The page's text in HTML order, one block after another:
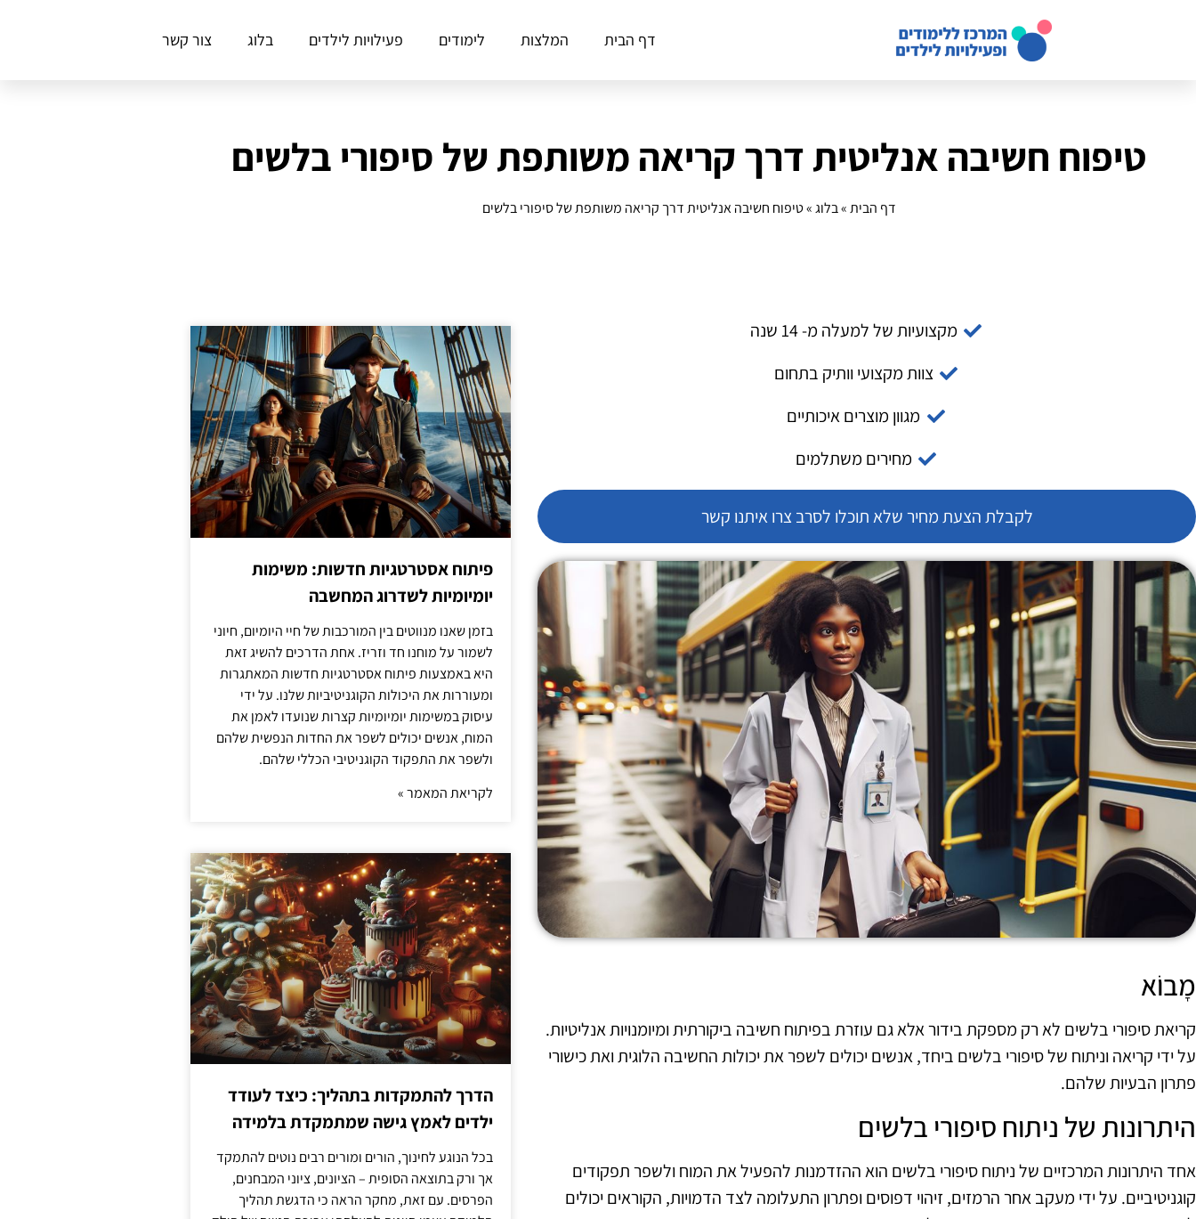
דף הבית המלצות לימודים פעילויות לילדים בלוג צור קשר
טיפוח חשיבה אנליטית דרך קריאה משותפת של סיפורי בלשים
דף הבית»בלוג»טיפוח חשיבה אנליטית דרך קריאה משותפת של סיפורי בלשים
מקצועיות של למעלה מ- 14 שנה
צוות מקצועי וותיק בתחום
מגוון מוצרים איכותיים
מחירים משתלמים
לקבלת הצעת מחיר שלא תוכלו לסרב צרו איתנו קשר
מָבוֹא
קריאת סיפורי בלשים לא רק מספקת בידור אלא גם עוזרת בפיתוח חשיבה ביקורתית ומיומנויות אנליטיות.
על ידי קריאה וניתוח של סיפורי בלשים ביחד, אנשים יכולים לשפר את יכולות החשיבה הלוגית ואת כישורי
פתרון הבעיות שלהם.
היתרונות של ניתוח סיפורי בלשים
אחד היתרונות המרכזיים של ניתוח סיפורי בלשים הוא ההזדמנות להפעיל את המוח ולשפר תפקודים
קוגניטיביים. על ידי מעקב אחר הרמזים, זיהוי דפוסים ופתרון התעלומה לצד הדמויות, הקוראים יכולים
פיתוח אסטרטגיות חדשות: משימות
יומיומיות לשדרוג המחשבה
בזמן שאנו מנווטים בין המורכבות של חיי היומיום, חיוני
לשמור על מוחנו חד וזריז. אחת הדרכים להשיג זאת
היא באמצעות פיתוח אסטרטגיות חדשות המאתגרות
ומעוררות את היכולות הקוגניטיביות שלנו. על ידי
עיסוק במשימות יומיומיות קצרות שנועדו לאמן את
המוח, אנשים יכולים לשפר את החדות הנפשית שלהם
ולשפר את התפקוד הקוגניטיבי הכללי שלהם.
לקריאת המאמר »
הדרך להתמקדות בתהליך: כיצד לעודד
ילדים לאמץ גישה שמתמקדת בלמידה
בכל הנוגע לחינוך, הורים ומורים רבים נוטים להתמקד
אך ורק בתוצאה הסופית – הציונים, ציוני המבחנים,
הפרסים. עם זאת, מחקר הראה כי הדגשת תהליך